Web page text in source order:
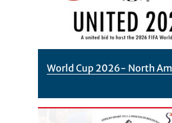
World Cup 2026- North